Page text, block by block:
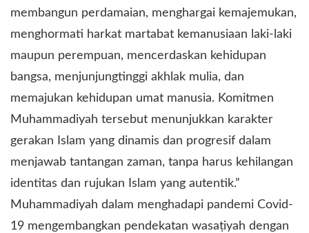
membangun perdamaian, menghargai kemajemukan,
menghormati harkat martabat kemanusiaan laki-laki
maupun perempuan, mencerdaskan kehidupan
bangsa, menjunjungtinggi akhlak mulia, dan
memajukan kehidupan umat manusia. Komitmen
Muhammadiyah tersebut menunjukkan karakter
gerakan Islam yang dinamis dan progresif dalam
menjawab tantangan zaman, tanpa harus kehilangan
identitas dan rujukan Islam yang autentik.”
Muhammadiyah dalam menghadapi pandemi Covid-
19 mengembangkan pendekatan wasaṭiyah dengan